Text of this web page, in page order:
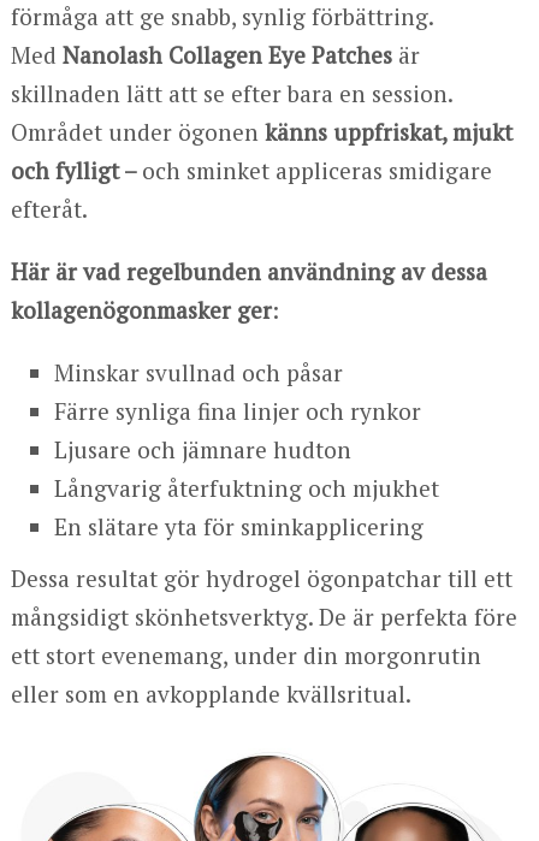
förmåga att ge snabb, synlig förbättring.
Med Nanolash Collagen Eye Patchesär
skillnaden lätt att se efter bara en session.
Området under ögonen känns uppfriskat, mjukt
och fylligt – och sminket appliceras smidigare
efteråt.
Här är vad regelbunden användning av dessa
kollagenögonmasker ger:
Minskar svullnad och påsar
Färre synliga fina linjer och rynkor
Ljusare och jämnare hudton
Långvarig återfuktning och mjukhet
En slätare yta för sminkapplicering
Dessa resultat gör hydrogel ögonpatchar till ett
mångsidigt skönhetsverktyg. De är perfekta före
ett stort evenemang, under din morgonrutin
eller som en avkopplande kvällsritual.